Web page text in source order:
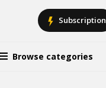
Browse categories
Subscription